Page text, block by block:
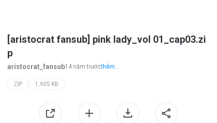
[aristocrat fansub] pink lady_vol 01_cap03.zi
p
aristocrat_fansub14 năm trướcthêm...
ZIP 1,905 KB